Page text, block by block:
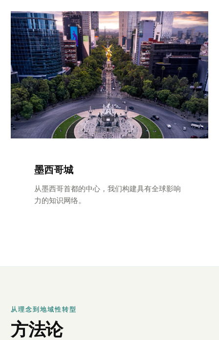
墨西哥城
从墨西哥首都的中心，我们构建具有全球影响
力的知识网络。
从理念到地域性转型
方法论